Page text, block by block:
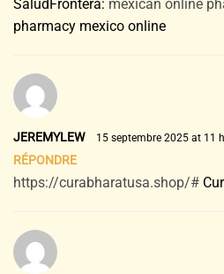
SaludFrontera: mexican online
pharmacy mexico online
JEREMYLEW 15 septembre 2025 at 11
RÉPONDRE
https://curabharatusa.shop/#